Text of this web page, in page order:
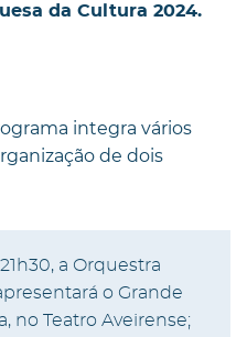
da Cultura 2024.
integra vários
de dois
a Orquestra
o Grande
no Teatro Aveirense;